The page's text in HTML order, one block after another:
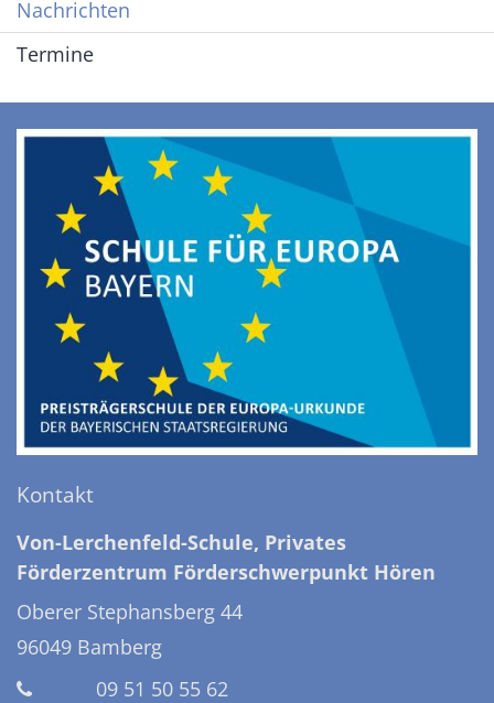
Nachrichten
Termine
Kontakt
Von-Lerchenfeld-Schule, Privates
Förderzentrum Förderschwerpunkt Hören
Oberer Stephansberg 44
96049 Bamberg
09 51 50 55 62